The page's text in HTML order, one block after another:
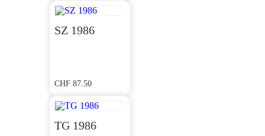
SZ 1986
CHF 87.50
TG 1986